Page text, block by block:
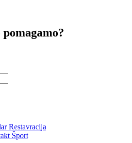
Restavracija
Šport